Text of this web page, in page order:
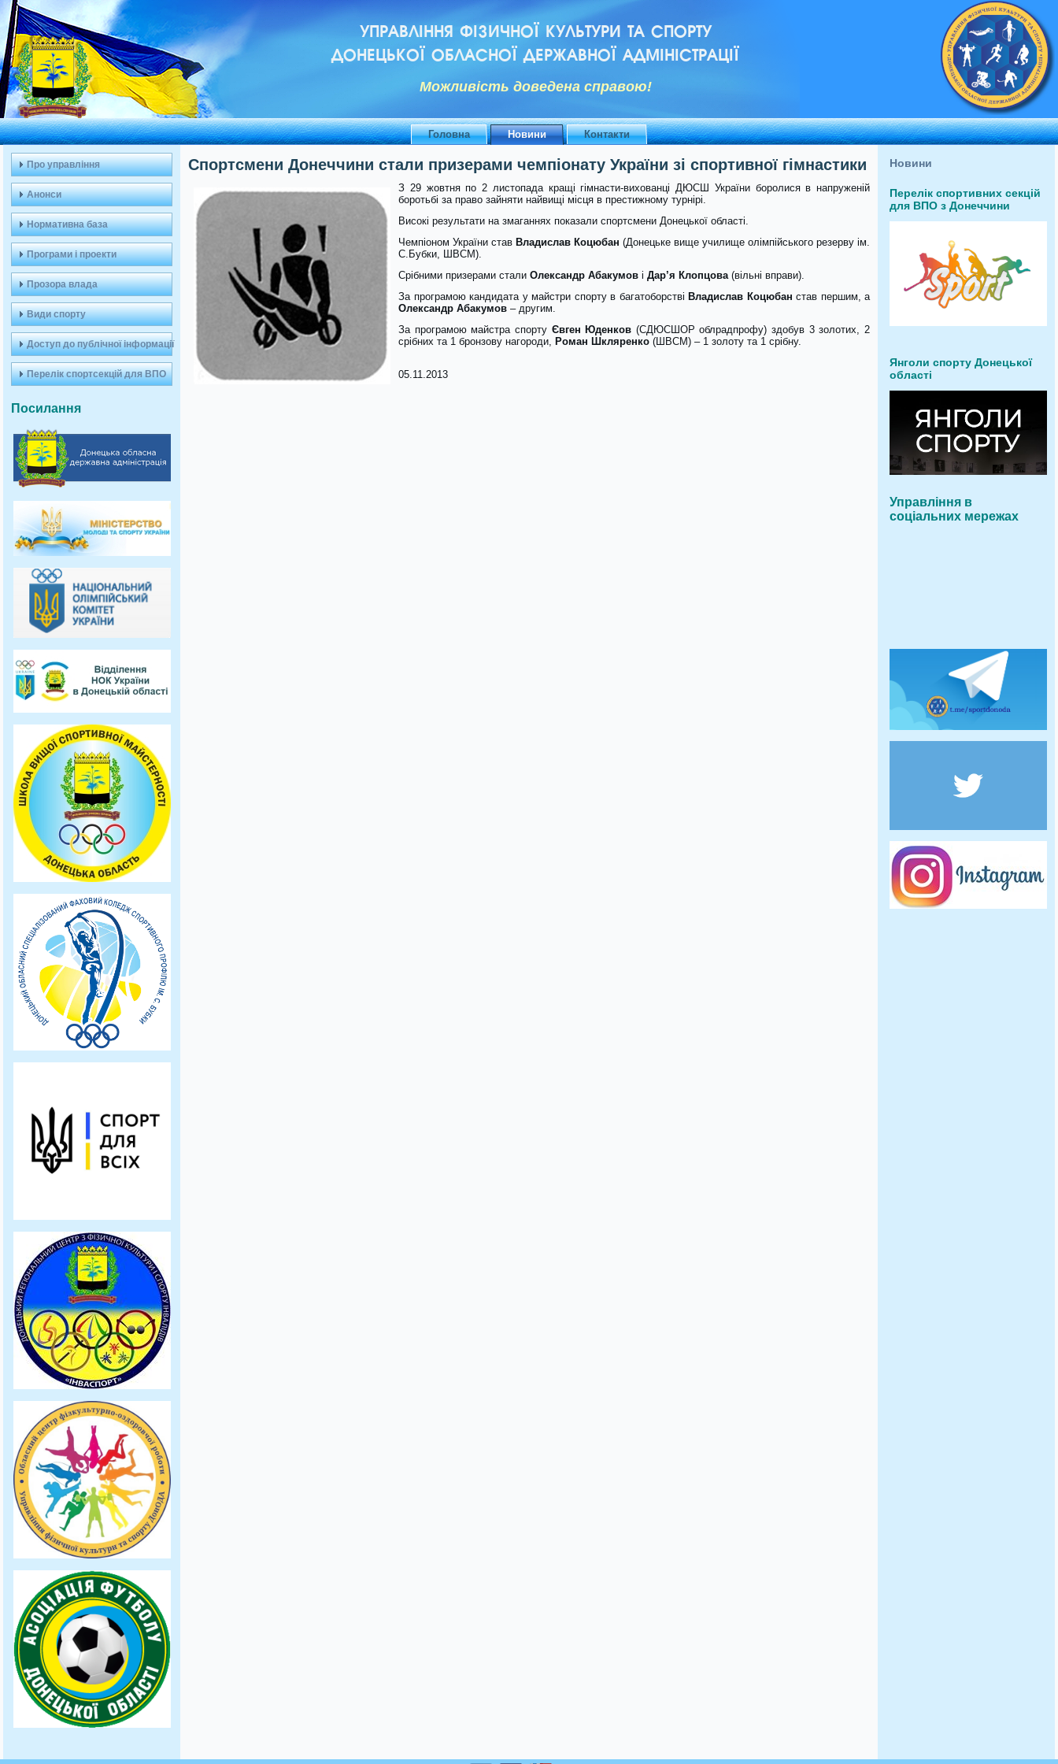
УПРАВЛІННЯ ФІЗИЧНОЇ КУЛЬТУРИ ТА СПОРТУ
ДОНЕЦЬКОЇ ОБЛАСНОЇ ДЕРЖАВНОЇ АДМІНІСТРАЦІЇ
Можливiсть доведена справою!
Головна Новини Контакти
Про управління
Анонси
Нормативна база
Програми і проекти
Прозора влада
Види спорту
Доступ до публічної інформації
Перелік спортсекцій для ВПО
Посилання
Спортсмени Донеччини стали призерами чемпіонату України зі спортивної гімнастики
З 29 жовтня по 2 листопада кращі гімнасти-вихованці ДЮСШ України боролися в напруженій
боротьбі за право зайняти найвищі місця в престижному турнірі.
Високі результати на змаганнях показали спортсмени Донецької області.
Чемпіоном України став Владислав Коцюбан (Донецьке вище училище олімпійського резерву ім.
С.Бубки, ШВСМ).
Срібними призерами стали Олександр Абакумов і Дар’я Клопцова(вільні вправи).
За програмою кандидата у майстри спорту в багатоборстві Владислав Коцюбан став першим, а
Олександр Абакумов – другим.
За програмою майстра спорту Євген Юденков (СДЮСШОР облрадпрофу) здобув 3 золотих, 2
срібних та 1 бронзову нагороди, Роман Шкляренко (ШВСМ) – 1 золоту та 1 срібну.
05.11.2013
Новини
Перелік спортивних секцій
для ВПО з Донеччини
Янголи спорту Донецької
області
Управління в
соціальних мережах